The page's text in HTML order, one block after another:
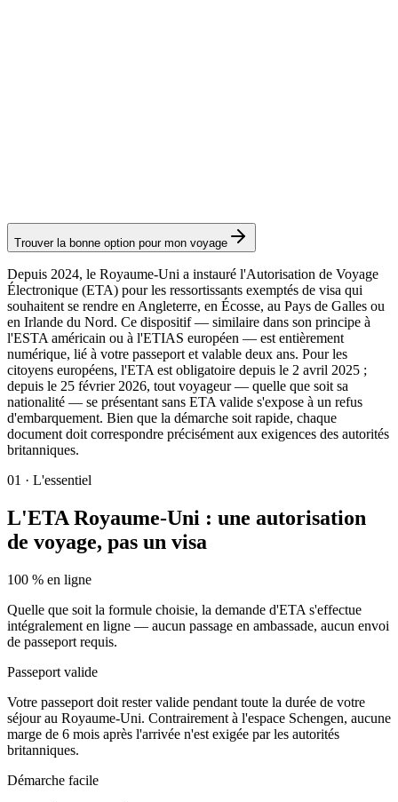
Trouver la bonne option pour mon voyage
Depuis 2024, le Royaume-Uni a instauré l'Autorisation de Voyage
Électronique (ETA) pour les ressortissants exemptés de visa qui
souhaitent se rendre en Angleterre, en Écosse, au Pays de Galles ou
en Irlande du Nord. Ce dispositif — similaire dans son principe à
l'ESTA américain ou à l'ETIAS européen — est entièrement
numérique, lié à votre passeport et valable deux ans. Pour les
citoyens européens, l'ETA est obligatoire depuis le 2 avril 2025 ;
depuis le 25 février 2026, tout voyageur — quelle que soit sa
nationalité — se présentant sans ETA valide s'expose à un refus
d'embarquement. Bien que la démarche soit rapide, chaque
document doit correspondre précisément aux exigences des autorités
britanniques.
01 · L'essentiel
L'ETA Royaume-Uni : une autorisation
de voyage, pas un visa
100 % en ligne
Quelle que soit la formule choisie, la demande d'ETA s'effectue
intégralement en ligne — aucun passage en ambassade, aucun envoi
de passeport requis.
Passeport valide
Votre passeport doit rester valide pendant toute la durée de votre
séjour au Royaume-Uni. Contrairement à l'espace Schengen, aucune
marge de 6 mois après l'arrivée n'est exigée par les autorités
britanniques.
Démarche facile